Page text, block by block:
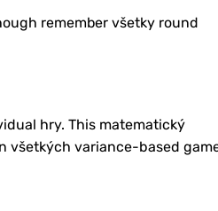
remember všetky round
hry. This matematický
všetkých variance-based